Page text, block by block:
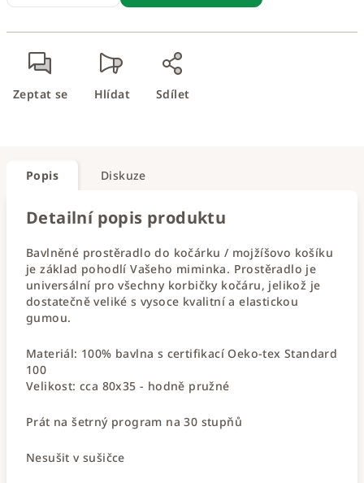
Zeptat se Hlídat Sdílet
Popis Diskuze
Detailní popis produktu
Bavlněné prostěradlo do kočárku / mojžíšovo košíku
je základ pohodlí Vašeho miminka. Prostěradlo je
universální pro všechny korbičky kočáru, jelikož je
dostatečně veliké s vysoce kvalitní a elastickou
gumou.
Materiál: 100% bavlna s certifikací Oeko-tex Standard
100
Velikost: cca 80x35 - hodně pružné
Prát na šetrný program na 30 stupňů
Nesušit v sušičce